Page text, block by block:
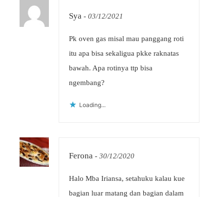
Sya - 03/12/2021
Pk oven gas misal mau panggang roti
itu apa bisa sekaligua pkke raknatas
bawah. Apa rotinya ttp bisa
ngembang?
Loading...
Ferona - 30/12/2020
Halo Mba Iriansa, setahuku kalau kue
bagian luar matang dan bagian dalam